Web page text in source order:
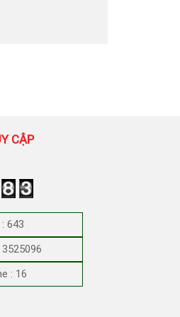
CẬP
643
: 16